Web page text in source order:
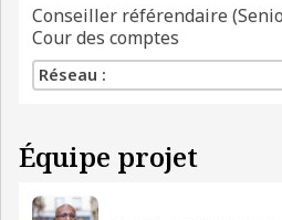
Conseiller référendaire
Cour des comptes
Réseau :
Équipe projet